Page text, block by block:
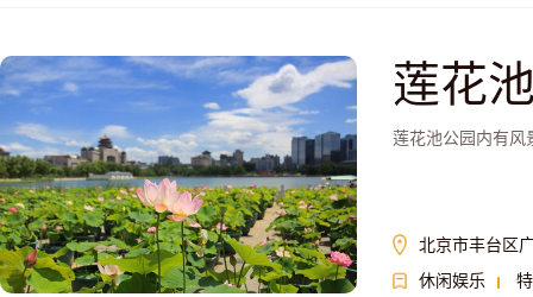
莲花
莲花池公园内有风
北京市丰台区
休闲娱乐